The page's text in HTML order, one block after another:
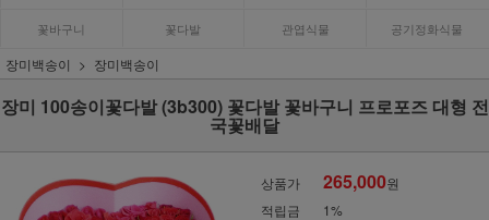
꽃바구니 꽃다발 관엽식물 공기정화식물
장미백송이 장미백송이
장미 100송이꽃다발 (3b300) 꽃다발 꽃바구니 프로포즈 대형 전
국꽃배달
상품가 265,000원
적립금
1%